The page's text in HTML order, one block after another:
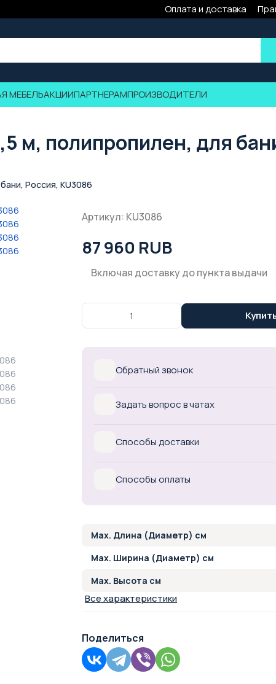
Оплата и доставка
МЕБЕЛЬАКЦИИПАРТНЕРАМПРОИЗВОДИТЕЛИ
м, полипропилен, для
Россия, KU3086
Артикул: KU3086
87 960 RUB
Включая доставку до пункта выдачи
Обратный звонок
Задать вопрос в чатах
Способы доставки
Способы оплаты
Max. Длина (Диаметр) см
Max. Ширина (Диаметр) см
Max. Высота см
Все характеристики
Поделиться